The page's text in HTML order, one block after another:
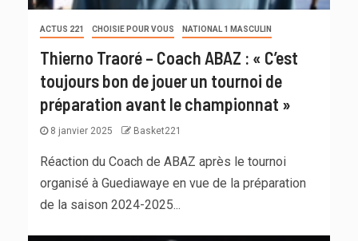
ACTUS 221 CHOISIE POUR VOUS NATIONAL 1 MASCULIN
Thierno Traoré – Coach ABAZ : « C’est
toujours bon de jouer un tournoi de
préparation avant le championnat »
8 janvier 2025 Basket221
Réaction du Coach de ABAZ après le tournoi
organisé à Guediawaye en vue de la préparation
de la saison 2024-2025...